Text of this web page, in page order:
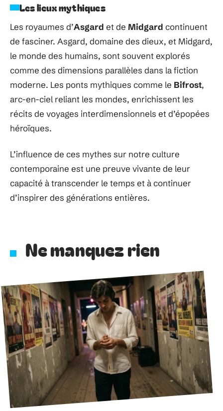
Les lieux mythiques
Les royaumes d’Asgard et de Midgard continuent
de fasciner. Asgard, domaine des dieux, et Midgard,
le monde des humains, sont souvent explorés
comme des dimensions parallèles dans la fiction
moderne. Les ponts mythiques comme le Bifrost,
arc-en-ciel reliant les mondes, enrichissent les
récits de voyages interdimensionnels et d’épopées
héroïques.
L’influence de ces mythes sur notre culture
contemporaine est une preuve vivante de leur
capacité à transcender le temps et à continuer
d’inspirer des générations entières.
Ne manquez rien